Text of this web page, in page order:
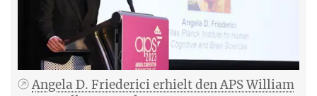
Angela D. Friederici erhielt den APS William